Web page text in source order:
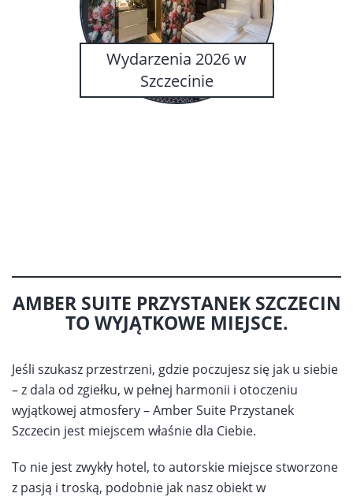
Wydarzenia 2026 w
Szczecinie
AMBER SUITE PRZYSTANEK SZCZECIN
TO WYJĄTKOWE MIEJSCE.
Jeśli szukasz przestrzeni, gdzie poczujesz się jak u siebie
– z dala od zgiełku, w pełnej harmonii i otoczeniu
wyjątkowej atmosfery – Amber Suite Przystanek
Szczecin jest miejscem właśnie dla Ciebie.
To nie jest zwykły hotel, to autorskie miejsce stworzone
z pasją i troską, podobnie jak nasz obiekt w